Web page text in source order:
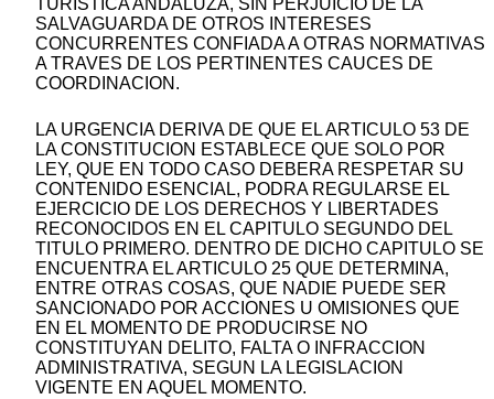
TURISTICA ANDALUZA, SIN PERJUICIO DE LA
SALVAGUARDA DE OTROS INTERESES
CONCURRENTES CONFIADA A OTRAS NORMATIVAS
A TRAVES DE LOS PERTINENTES CAUCES DE
COORDINACION.
LA URGENCIA DERIVA DE QUE EL ARTICULO 53 DE
LA CONSTITUCION ESTABLECE QUE SOLO POR
LEY, QUE EN TODO CASO DEBERA RESPETAR SU
CONTENIDO ESENCIAL, PODRA REGULARSE EL
EJERCICIO DE LOS DERECHOS Y LIBERTADES
RECONOCIDOS EN EL CAPITULO SEGUNDO DEL
TITULO PRIMERO. DENTRO DE DICHO CAPITULO SE
ENCUENTRA EL ARTICULO 25 QUE DETERMINA,
ENTRE OTRAS COSAS, QUE NADIE PUEDE SER
SANCIONADO POR ACCIONES U OMISIONES QUE
EN EL MOMENTO DE PRODUCIRSE NO
CONSTITUYAN DELITO, FALTA O INFRACCION
ADMINISTRATIVA, SEGUN LA LEGISLACION
VIGENTE EN AQUEL MOMENTO.